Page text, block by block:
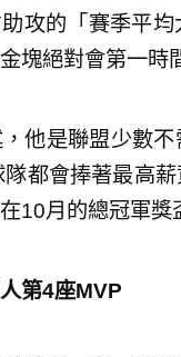
攻的「賽季平
塊絕對會第一時
他是聯盟少數
都會捧著最高
10月的總冠軍獎
第4座MVP